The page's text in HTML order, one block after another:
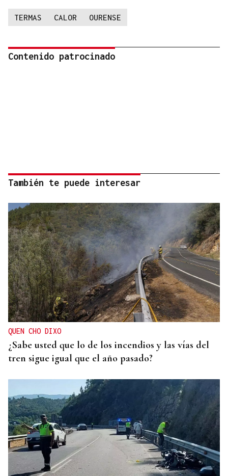
TERMAS CALOR OURENSE
Contenido patrocinado
También te puede interesar
QUEN CHO DIXO
¿Sabe usted que lo de los incendios y las vías del
tren sigue igual que el año pasado?